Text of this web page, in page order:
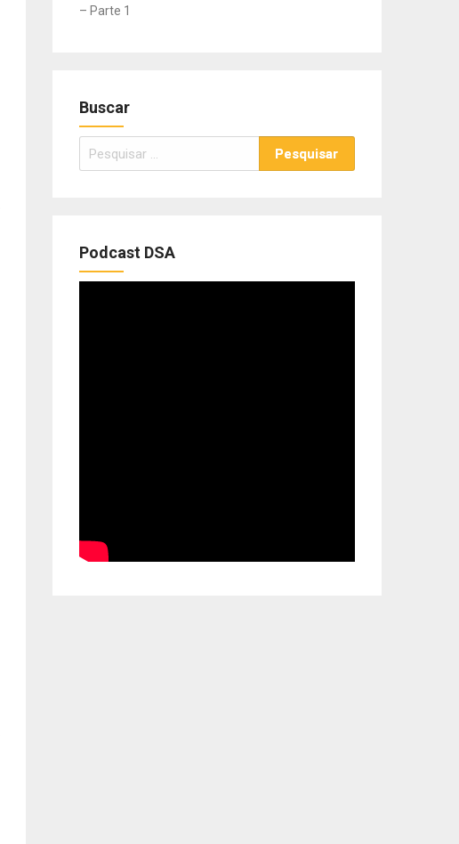
– Parte 1
Buscar
Pesquisar
por:
Podcast DSA